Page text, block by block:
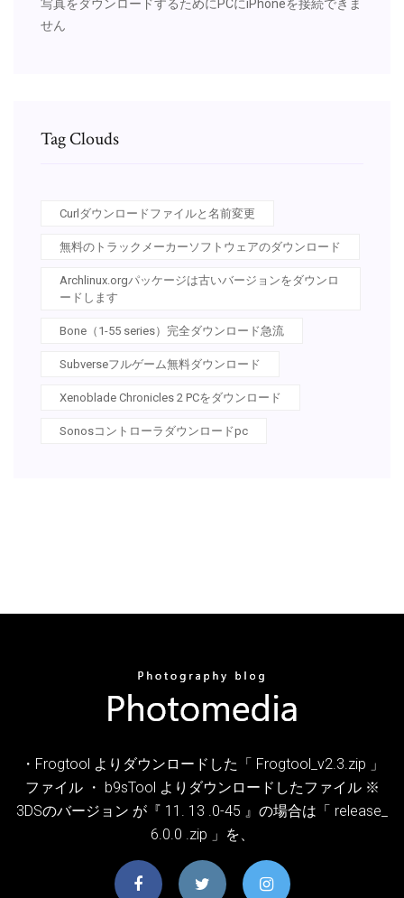
写真をダウンロードするためにPCにiPhoneを接続できま
せん
Tag Clouds
Curlダウンロードファイルと名前変更
無料のトラックメーカーソフトウェアのダウンロード
Archlinux.orgパッケージは古いバージョンをダウンロ
ードします
Bone（1-55 series）完全ダウンロード急流
Subverseフルゲーム無料ダウンロード
Xenoblade Chronicles 2 PCをダウンロード
Sonosコントローラダウンロードpc
・Frogtool よりダウンロードした「 Frogtool_v2.3.zip 」
ファイル ・ b9sTool よりダウンロードしたファイル ※
3DSのバージョン が『 11. 13 .0-45 』の場合は「 release_
6.0.0 .zip 」を、